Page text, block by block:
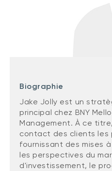
SOLUTIONS DE
Liste des solutions de
Portefeuilles FNB BNI
Portefeuilles Méritage
Portefeuilles durables
Livres blancs
Aperçus de fonds
Vote par procuration
Addendas
Relevés SPEP
Déclaration de
d’intérêts (PDF)
biographie
Jake Jolly est un
principal chez BNY
Management. À ce
contact des clients les
fournissant des mises
les perspectives du
d'investissement, le